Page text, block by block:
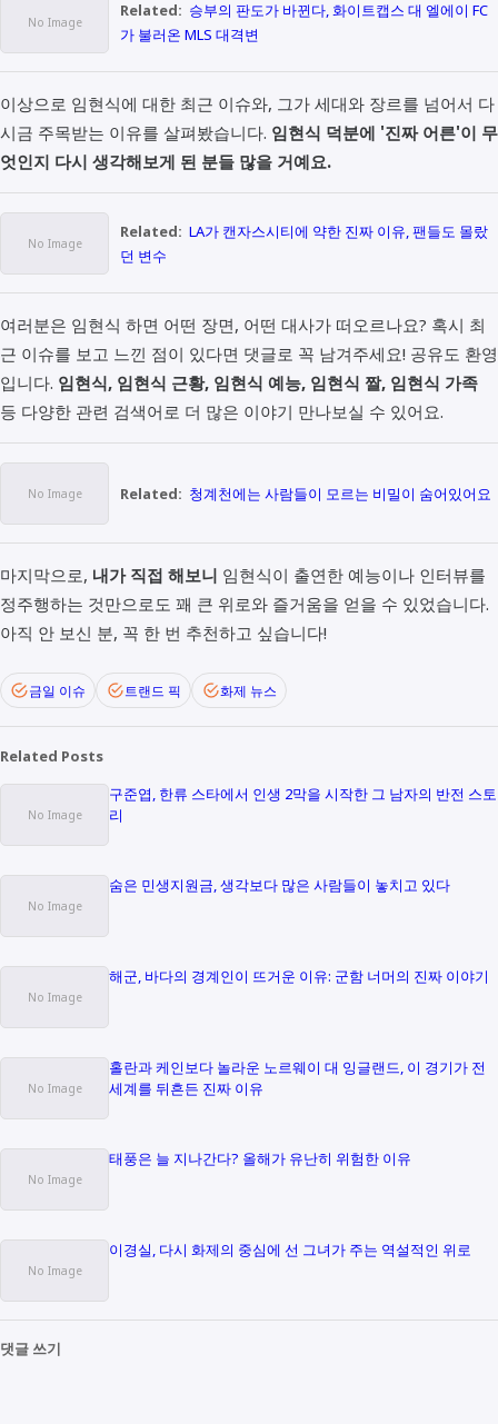
Related: 승부의 판도가 바뀐다, 화이트캡스 대 엘에이 FC
가 불러온 MLS 대격변
이상으로 임현식에 대한 최근 이슈와, 그가 세대와 장르를 넘어서 다
시금 주목받는 이유를 살펴봤습니다. 임현식 덕분에 '진짜 어른'이 무
엇인지 다시 생각해보게 된 분들 많을 거예요.
Related: LA가 캔자스시티에 약한 진짜 이유, 팬들도 몰랐
던 변수
여러분은 임현식 하면 어떤 장면, 어떤 대사가 떠오르나요? 혹시 최
근 이슈를 보고 느낀 점이 있다면 댓글로 꼭 남겨주세요! 공유도 환영
입니다. 임현식, 임현식 근황, 임현식 예능, 임현식 짤, 임현식 가족
등 다양한 관련 검색어로 더 많은 이야기 만나보실 수 있어요.
Related: 청계천에는 사람들이 모르는 비밀이 숨어있어요
마지막으로, 내가 직접 해보니 임현식이 출연한 예능이나 인터뷰를
정주행하는 것만으로도 꽤 큰 위로와 즐거움을 얻을 수 있었습니다.
아직 안 보신 분, 꼭 한 번 추천하고 싶습니다!
금일 이슈 트랜드 픽 화제 뉴스
Related Posts
구준엽, 한류 스타에서 인생 2막을 시작한 그 남자의 반전 스토
리
숨은 민생지원금, 생각보다 많은 사람들이 놓치고 있다
해군, 바다의 경계인이 뜨거운 이유: 군함 너머의 진짜 이야기
홀란과 케인보다 놀라운 노르웨이 대 잉글랜드, 이 경기가 전
세계를 뒤흔든 진짜 이유
태풍은 늘 지나간다? 올해가 유난히 위험한 이유
이경실, 다시 화제의 중심에 선 그녀가 주는 역설적인 위로
댓글 쓰기